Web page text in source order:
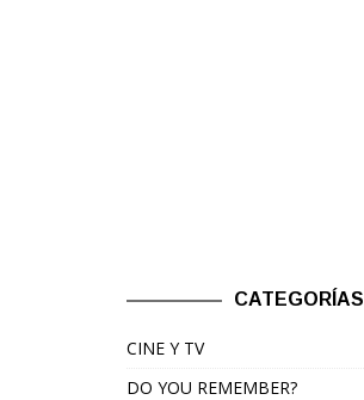
CATEGORÍAS
CINE Y TV
DO YOU REMEMBER?